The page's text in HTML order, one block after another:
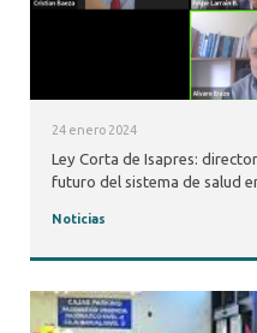
24 enero 2024
Ley Corta de Isapres:
futuro del sistema de salud
Noticias